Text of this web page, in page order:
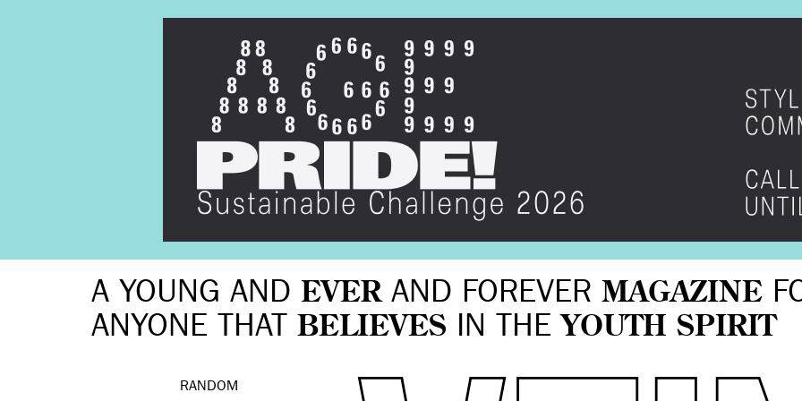
A YOUNG AND EVERAND FOREVER MAGAZINE
ANYONE THAT BELIEVES IN THE YOUTH SPIRIT
RANDOM